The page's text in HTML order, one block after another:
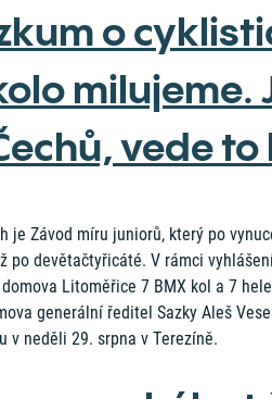
o
milujeme.
vede to
je Závod míru juniorů, který po
po devětačtyřicáté. V rámci
Litoměřice 7 BMX kol a 7
generální ředitel Sazky Aleš
v neděli 29. srpna v Terezíně.